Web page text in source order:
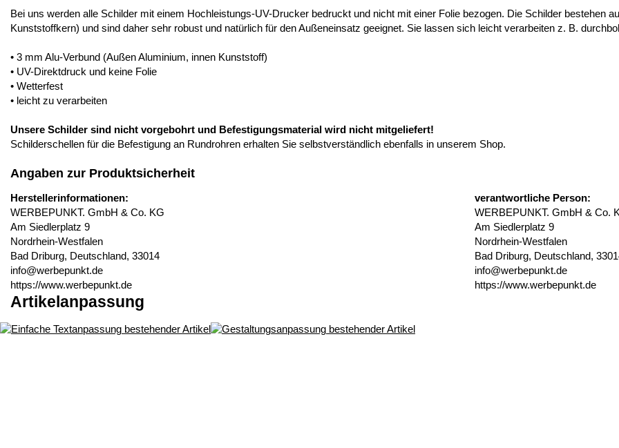
Bei uns werden alle Schilder mit einem Hochleistungs-UV-Drucker bedruckt und nicht mit einer Folie bezogen. Die Schilder bestehen
Kunststoffkern) und sind daher sehr robust und natürlich für den Außeneinsatz geeignet. Sie lassen sich leicht verarbeiten z. B.
• 3 mm Alu-Verbund (Außen Aluminium, innen Kunststoff)
• UV-Direktdruck und keine Folie
• Wetterfest
• leicht zu verarbeiten
Unsere Schilder sind nicht vorgebohrt und Befestigungsmaterial wird nicht mitgeliefert!
Schilderschellen für die Befestigung an Rundrohren erhalten Sie selbstverständlich ebenfalls in unserem Shop.
Angaben zur Produktsicherheit
Herstellerinformationen:
WERBEPUNKT. GmbH & Co. KG
Am Siedlerplatz 9
Nordrhein-Westfalen
Bad Driburg, Deutschland, 33014
info@werbepunkt.de
https://www.werbepunkt.de
verantwortliche Person:
WERBEPUNKT. GmbH & Co.
Am Siedlerplatz 9
Nordrhein-Westfalen
Bad Driburg, Deutschland,
info@werbepunkt.de
https://www.werbepunkt.de
Artikelanpassung